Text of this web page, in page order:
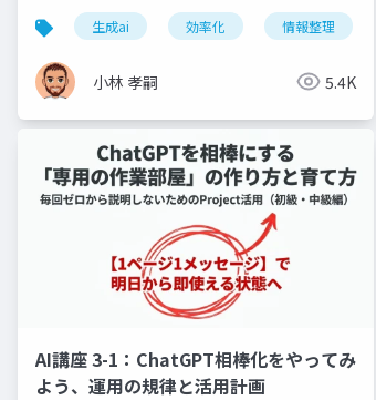
生成ai 効率化 情報整理
小林 孝嗣 5.4K
AI講座 3-1：ChatGPT相棒化をやってみ
よう、運用の規律と活用計画